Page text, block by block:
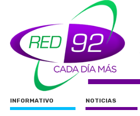
INFORMATIVO NOTICIAS